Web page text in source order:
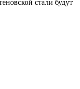
стали будут